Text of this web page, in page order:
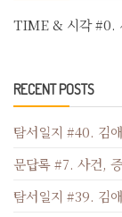
TIME & 시각 #0.
RECENT POSTS
탐서일지 #40. 김
문답록 #7. 사건,
탐서일지 #39. 김